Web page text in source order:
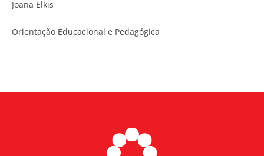
Joana Elkis
Orientação Educacional e Pedagógica